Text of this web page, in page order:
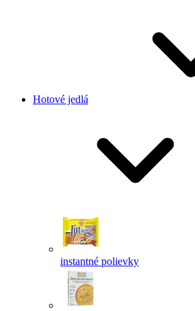
Hotové jedlá
instantné polievky